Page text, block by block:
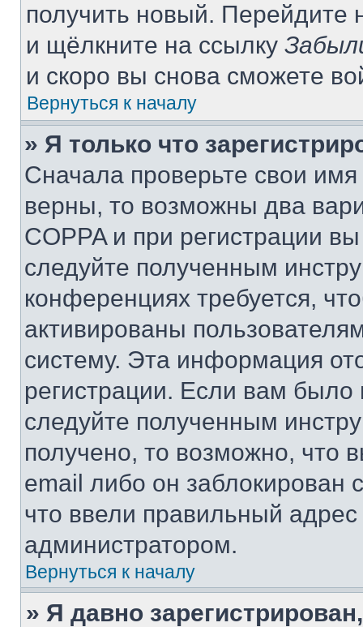
получить новый. Перейдите
и щёлкните на ссылку
и скоро вы снова сможете
Вернуться к началу
» Я только что
Сначала проверьте свои
верны, то возможны два
COPPA и при регистрации
следуйте полученным
конференциях требуется,
активированы
систему. Эта информация
регистрации. Если вам
следуйте полученным
получено, то возможно, что
email либо он
что ввели правильный адрес
администратором.
Вернуться к началу
» Я давно